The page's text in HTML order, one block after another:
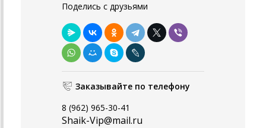
Поделись с друзьями
Заказывайте по телефону
8 (962) 965-30-41
Shaik-Vip@mail.ru